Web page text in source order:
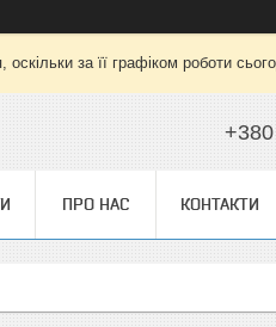
за її графіком роботи
ПРО НАС КОНТАКТИ